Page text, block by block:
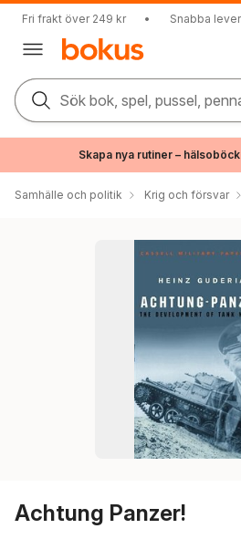
Fri frakt över 249 kr • Snabba
Sök bok, spel, pussel,
Skapa nya rutiner –
Samhälle och politik Krig och försvar
Achtung Panzer!